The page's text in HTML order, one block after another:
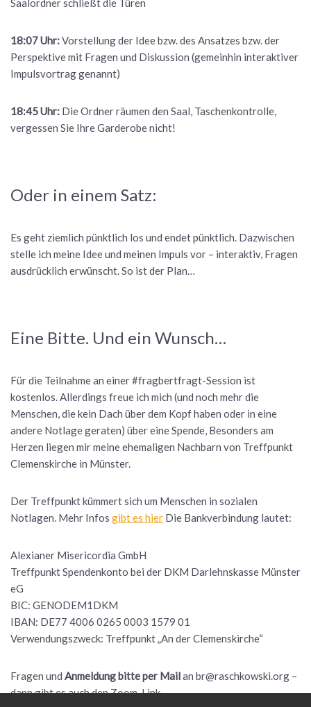
Saalordner schließt die Türen
18:07 Uhr:Vorstellung der Idee bzw. des Ansatzes bzw. der
Perspektive mit Fragen und Diskussion (gemeinhin interaktiver
Impulsvortrag genannt)
18:45 Uhr: Die Ordner räumen den Saal, Taschenkontrolle,
vergessen Sie Ihre Garderobe nicht!
Oder in einem Satz:
Es geht ziemlich pünktlich los und endet pünktlich. Dazwischen
stelle ich meine Idee und meinen Impuls vor – interaktiv, Fragen
ausdrücklich erwünscht. So ist der Plan…
Eine Bitte. Und ein Wunsch…
Für die Teilnahme an einer #fragbertfragt-Session ist
kostenlos. Allerdings freue ich mich (und noch mehr die
Menschen, die kein Dach über dem Kopf haben oder in eine
andere Notlage geraten) über eine Spende, Besonders am
Herzen liegen mir meine ehemaligen Nachbarn von Treffpunkt
Clemenskirche in Münster.
Der Treffpunkt kümmert sich um Menschen in sozialen
Notlagen. Mehr Infos gibt es hier Die Bankverbindung lautet:
Alexianer Misericordia GmbH
Treffpunkt Spendenkonto bei der DKM Darlehnskasse Münster
eG
BIC: GENODEM1DKM
IBAN: DE77 4006 0265 0003 1579 01
Verwendungszweck: Treffpunkt „An der Clemenskirche“
Fragen und Anmeldung bitte per Mailan br@raschkowski.org –
dann gibt es auch den Zoom-Link.